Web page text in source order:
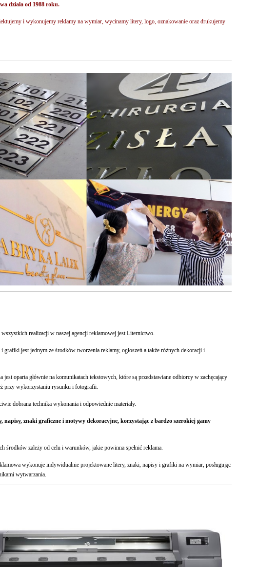
działa od 1988 roku.
i wykonujemy reklamy na wymiar, wycinamy litery, logo, oznakowanie oraz drukujemy
wszystkich realizacji w naszej agencji reklamowej jest Liternictwo.
grafiki jest jednym ze środków tworzenia reklamy, ogłoszeń a także różnych dekoracji i
jest oparta głównie na komunikatach tekstowych, które są przedstawiane odbiorcy w zachęcający
przy wykorzystaniu rysunku i fotografii.
dobrana technika wykonania i odpowiednie materiały.
napisy, znaki graficzne i motywy dekoracyjne, korzystając z bardzo szerokiej gamy
środków zależy od celu i warunków, jakie powinna spełnić reklama.
wykonuje indywidualnie projektowane litery, znaki, napisy i grafiki na wymiar, posługując
wytwarzania.